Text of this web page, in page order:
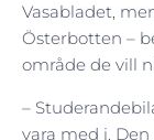
Vasabladet,
Österbotten –
område de vill
–
vara med i.